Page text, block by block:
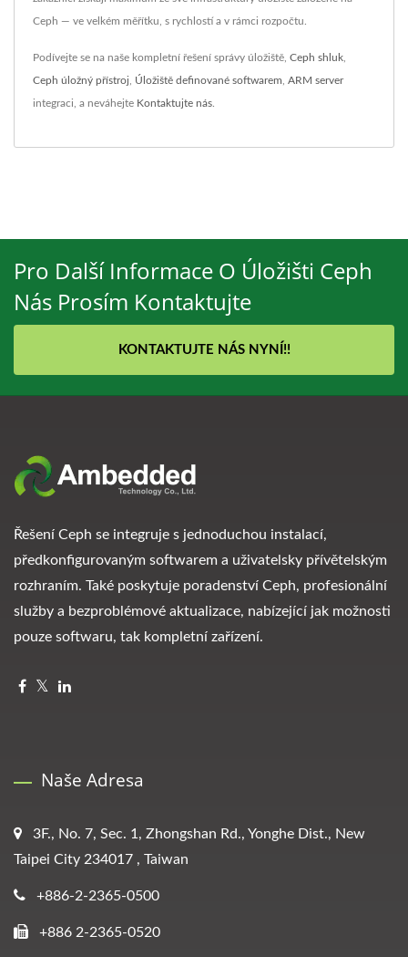
Ceph — ve velkém měřítku, s rychlostí a v rámci rozpočtu.
Podívejte se na naše kompletní řešení správy úložiště, Ceph shluk
Ceph úložný přístroj Úložiště definované softwarem ARM server
integraci, a neváhejte Kontaktujte nás
Pro Další Informace O Úložišti Ceph
Nás Prosím Kontaktujte
KONTAKTUJTE NÁS NYNÍ!!
Řešení Ceph se integruje s jednoduchou instalací,
předkonfigurovaným softwarem a uživatelsky přívětelským
rozhraním. Také poskytuje poradenství Ceph, profesionální
služby a bezproblémové aktualizace, nabízející jak možnosti
pouze softwaru, tak kompletní zařízení.
Naše Adresa
3F., No. 7, Sec. 1, Zhongshan Rd., Yonghe Dist., New
Taipei City 234017 , Taiwan
+886-2-2365-0500
+886 2-2365-0520